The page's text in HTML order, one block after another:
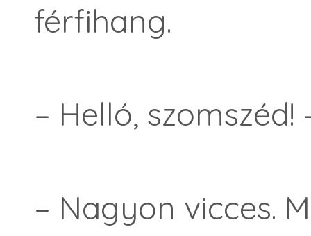
férfihang.
– Helló, szomszéd!
– Nagyon vicces.